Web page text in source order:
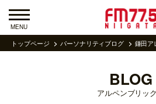
MENU
トップページ パーソナリティブログ 鎌田ア
BLOG
アルペンブリッ